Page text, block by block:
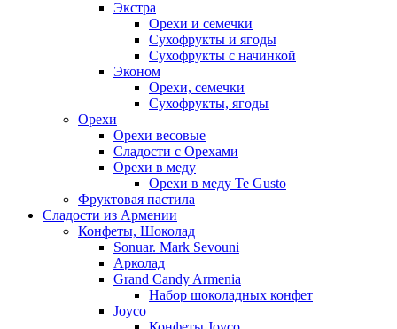
Экстра
Орехи и семечки
Сухофрукты и ягоды
Сухофрукты с начинкой
Эконом
Орехи, семечки
Сухофрукты, ягоды
Орехи
Орехи весовые
Сладости с Орехами
Орехи в меду
Орехи в меду Te Gusto
Фруктовая пастила
Сладости из Армении
Конфеты, Шоколад
Sonuar. Mark Sevouni
Арколад
Grand Candy Armenia
Набор шоколадных конфет
Joyco